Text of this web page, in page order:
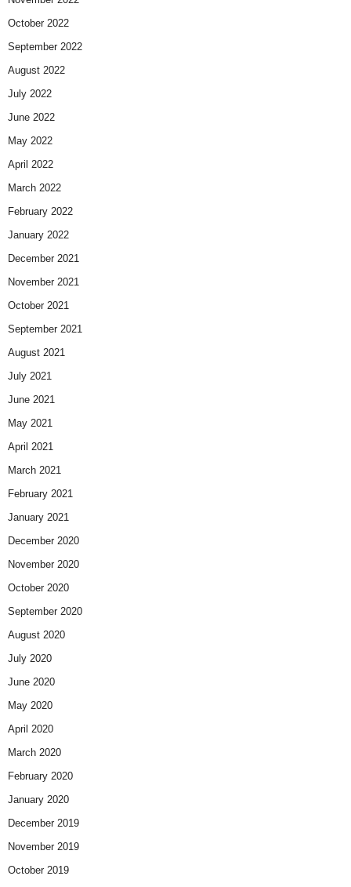
October 2022
September 2022
August 2022
July 2022
June 2022
May 2022
April 2022
March 2022
February 2022
January 2022
December 2021
November 2021
October 2021
September 2021
August 2021
July 2021
June 2021
May 2021
April 2021
March 2021
February 2021
January 2021
December 2020
November 2020
October 2020
September 2020
August 2020
July 2020
June 2020
May 2020
April 2020
March 2020
February 2020
January 2020
December 2019
November 2019
October 2019